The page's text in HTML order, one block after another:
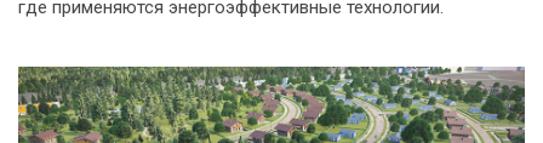
где применяются энергоэффективные технологии.